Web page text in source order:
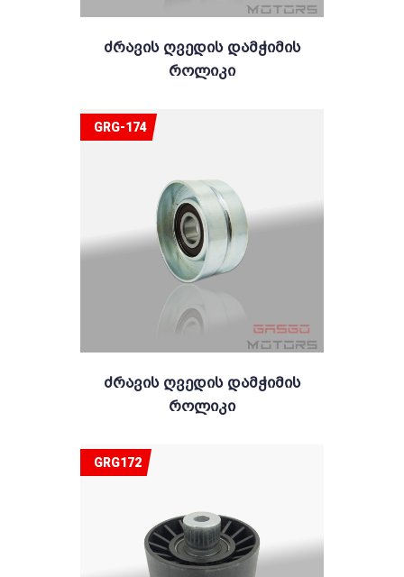
Ძრავის Ღვედის Დამჭიმის
Როლიკი
Ძრავის Ღვედის Დამჭიმის
Როლიკი
GRG-174
GRG172